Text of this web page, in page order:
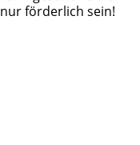
nur förderlich sein!